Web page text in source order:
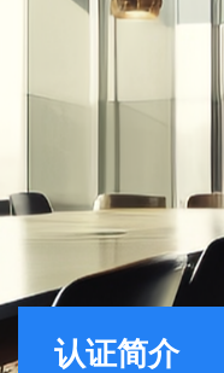
认证简介